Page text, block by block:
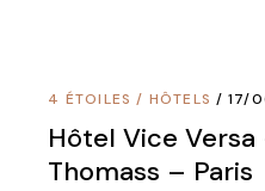
4 ÉTOILES / HÔTELS 17/
Hôtel Vice
Thomass – Paris